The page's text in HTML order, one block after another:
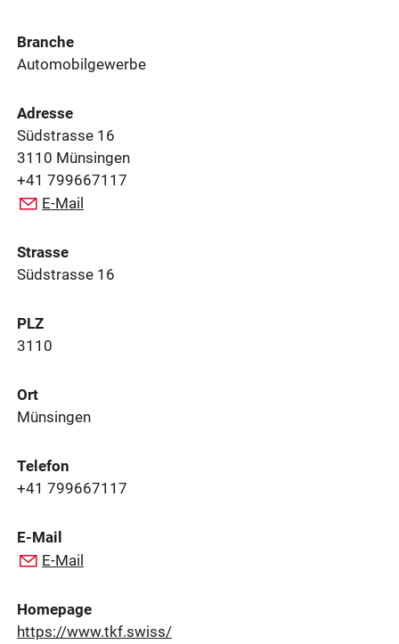
Branche
Automobilgewerbe
Adresse
Südstrasse 16
3110 Münsingen
+41 799667117
E-Mail
Strasse
Südstrasse 16
PLZ
3110
Ort
Münsingen
Telefon
+41 799667117
E-Mail
E-Mail
Homepage
https://www.tkf.swiss/